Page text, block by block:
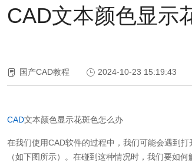
CAD文本颜色显示
国产CAD教程 2024-10-23 15:19:43
CAD文本颜色显示花斑色怎么办
在我们使用CAD软件的过程中，我们可能会遇到
（如下图所示）。在碰到这种情况时，我们要如何